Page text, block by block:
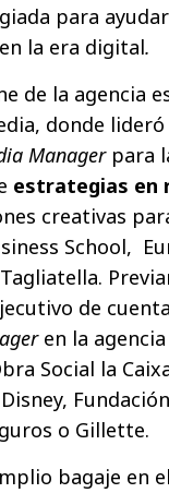
para
la era digital.
de la agencia
donde
Managerpara
estrategias en
creativas
School,
de
en la
Social la
o Gillette.
bagaje en